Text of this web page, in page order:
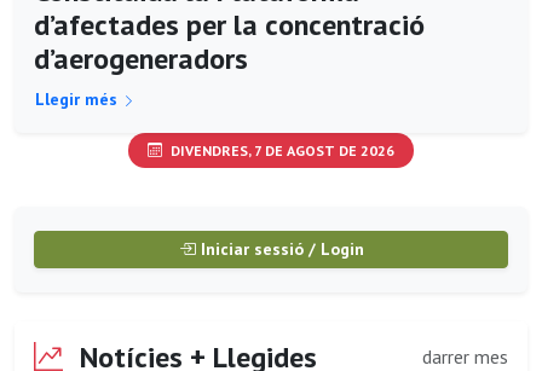
d’afectades per la concentració
d’aerogeneradors
Llegir més
DIVENDRES, 7 DE AGOST DE 2026
Iniciar sessió / Login
Notícies + Llegides darrer mes